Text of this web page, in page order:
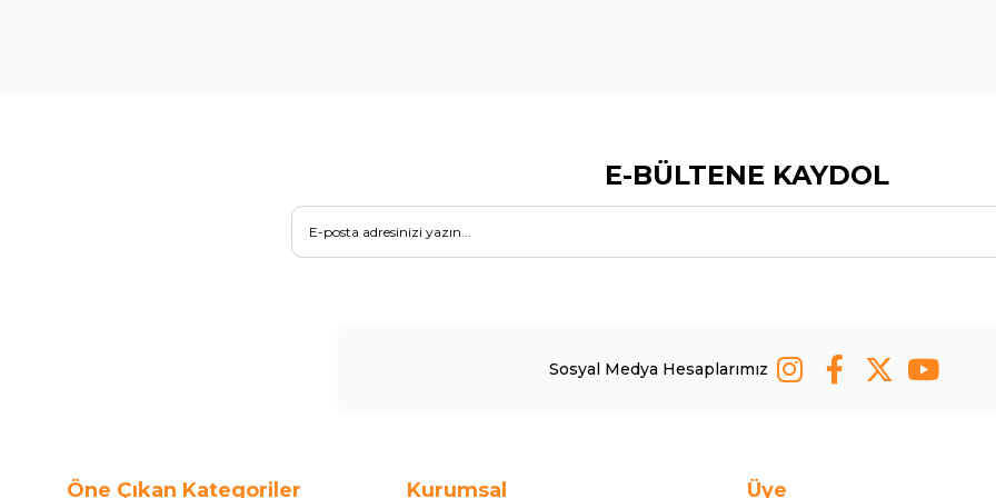
E-BÜLTENE KAYDOL
Sosyal Medya Hesaplarımız
Öne Çıkan Kategoriler Kurumsal Üye